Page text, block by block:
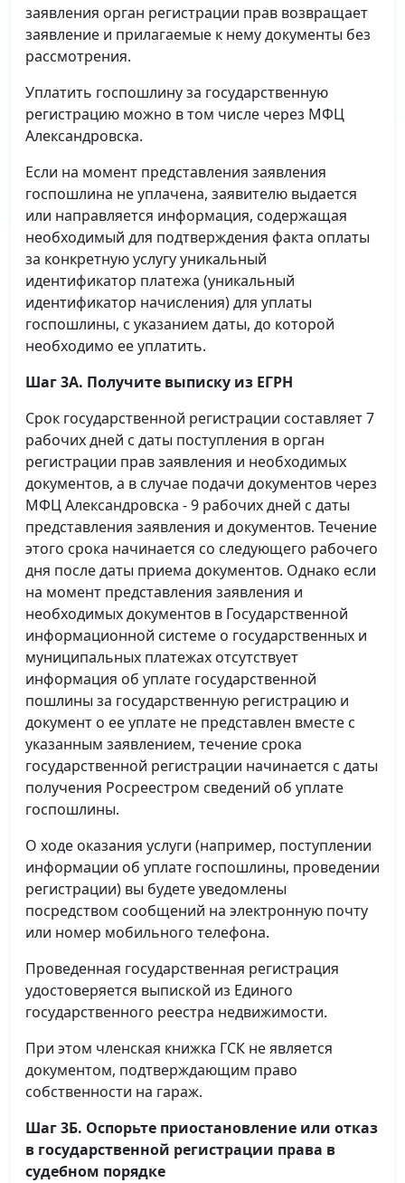
заявления орган регистрации прав возвращает
заявление и прилагаемые к нему документы без
рассмотрения.
Уплатить госпошлину за государственную
регистрацию можно в том числе через МФЦ
Александровска.
Если на момент представления заявления
госпошлина не уплачена, заявителю выдается
или направляется информация, содержащая
необходимый для подтверждения факта оплаты
за конкретную услугу уникальный
идентификатор платежа (уникальный
идентификатор начисления) для уплаты
госпошлины, с указанием даты, до которой
необходимо ее уплатить.
Шаг 3А. Получите выписку из ЕГРН
Срок государственной регистрации составляет 7
рабочих дней с даты поступления в орган
регистрации прав заявления и необходимых
документов, а в случае подачи документов через
МФЦ Александровска - 9 рабочих дней с даты
представления заявления и документов. Течение
этого срока начинается со следующего рабочего
дня после даты приема документов. Однако если
на момент представления заявления и
необходимых документов в Государственной
информационной системе о государственных и
муниципальных платежах отсутствует
информация об уплате государственной
пошлины за государственную регистрацию и
документ о ее уплате не представлен вместе с
указанным заявлением, течение срока
государственной регистрации начинается с даты
получения Росреестром сведений об уплате
госпошлины.
О ходе оказания услуги (например, поступлении
информации об уплате госпошлины, проведении
регистрации) вы будете уведомлены
посредством сообщений на электронную почту
или номер мобильного телефона.
Проведенная государственная регистрация
удостоверяется выпиской из Единого
государственного реестра недвижимости.
При этом членская книжка ГСК не является
документом, подтверждающим право
собственности на гараж.
Шаг 3Б. Оспорьте приостановление или отказ
в государственной регистрации права в
судебном порядке